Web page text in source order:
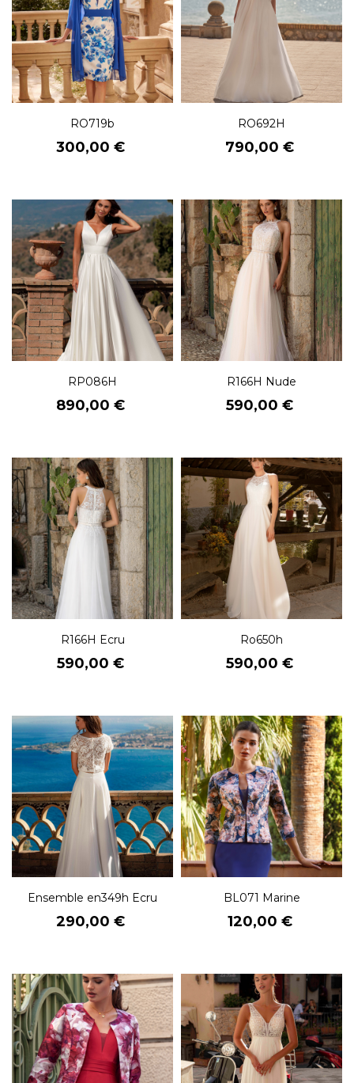
RO719b
Prix
300,00 €
RO692H
Prix
790,00 €
RP086H
Prix
890,00 €
R166H Nude
Prix
590,00 €
R166H Ecru
Prix
590,00 €
Ro650h
Prix
590,00 €
Ensemble en349h Ecru
Prix
290,00 €
BL071 Marine
Prix
120,00 €